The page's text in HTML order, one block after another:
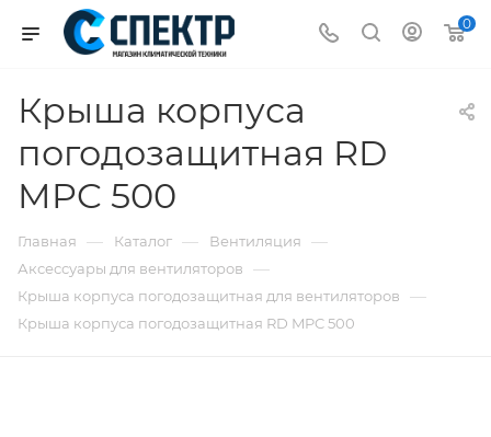
0
Крыша корпуса
погодозащитная RD
MPC 500
Главная — Каталог — Вентиляция —
Аксессуары для вентиляторов —
Крыша корпуса погодозащитная для вентиляторов —
Крыша корпуса погодозащитная RD MPC 500